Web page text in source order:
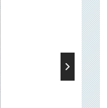
前駅」など複数路線
間利用可のゴミ置き